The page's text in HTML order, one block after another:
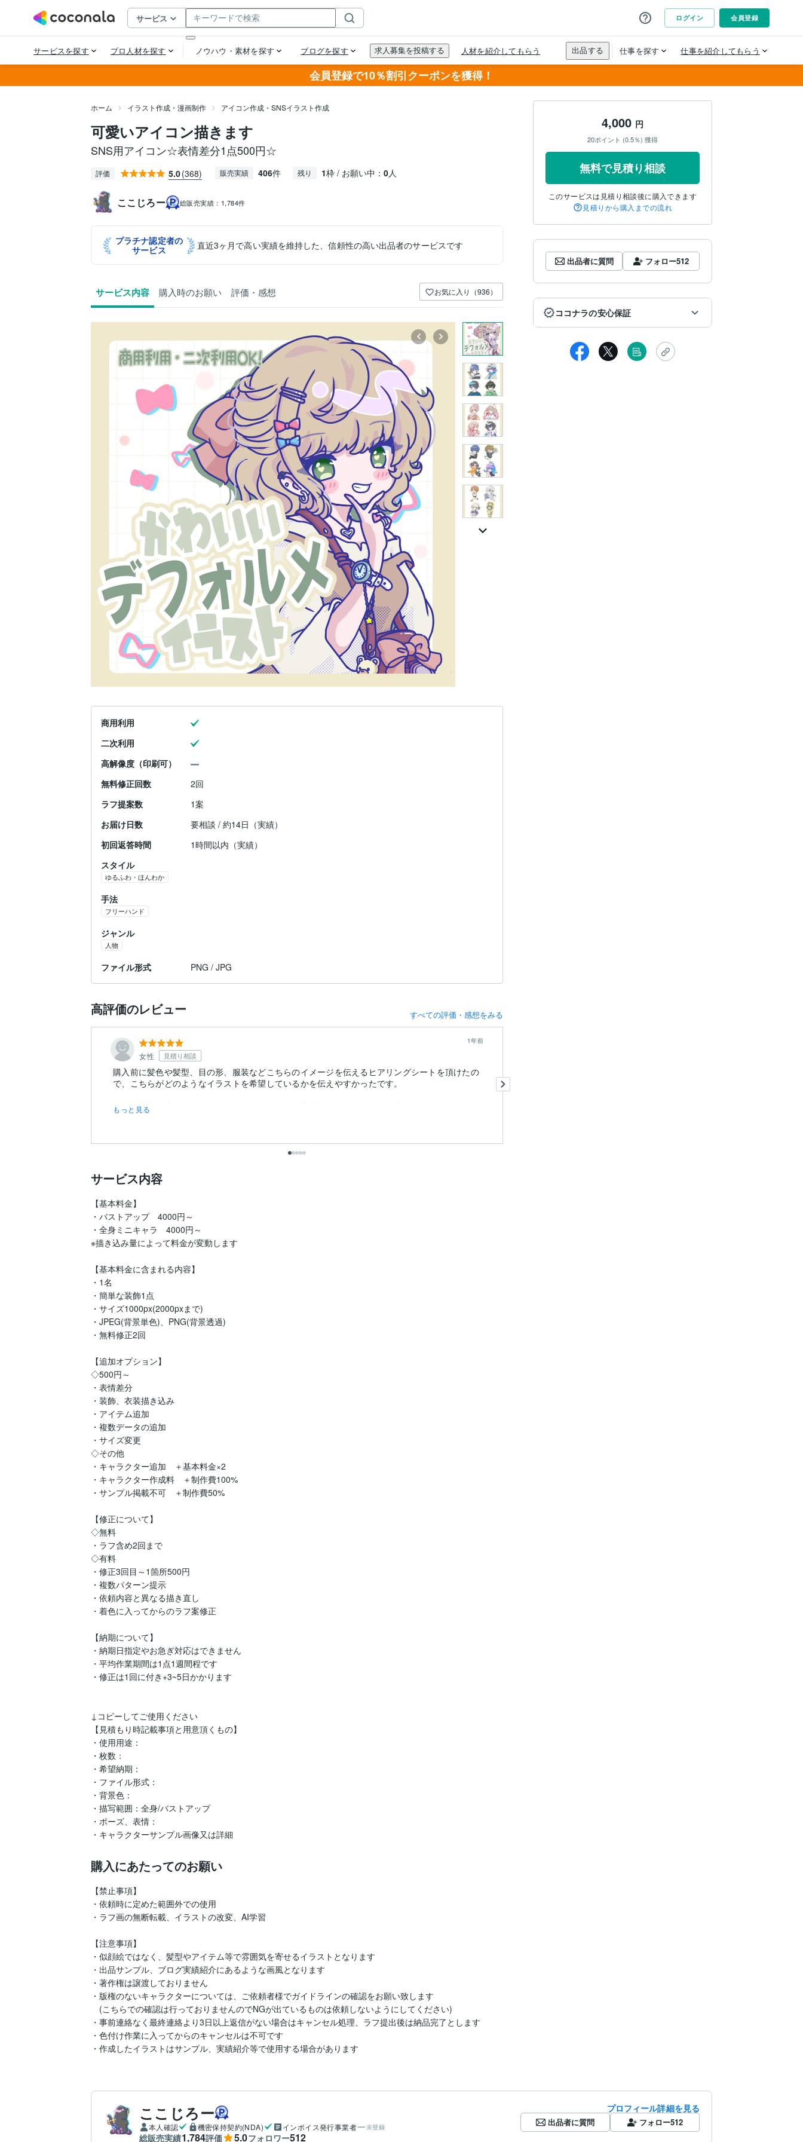
会員登録で10％割引クーポンを獲得！
ホーム イラスト作成・漫画制作 アイコン作成・SNSイラスト作成
可愛いアイコン描きます
SNS用アイコン☆表情差分1点500円☆
評価 5.0(368) 販売実績 406件 残り 1枠 / お願い中： 0人
ここじろー 総販売実績： 1,784件
プラチナ認定者の
サービス
直近3ヶ月で高い実績を維持した、信頼性の高い出品者のサービスです
サービス内容 購入時のお願い 評価・感想 お気に入り（936）
商用利用
二次利用
高解像度（印刷可）
無料修正回数
2回
ラフ提案数
1案
お届け日数
要相談 / 約14日（実績）
初回返答時間
1時間以内（実績）
スタイル
ゆるふわ・ほんわか
手法
フリーハンド
ジャンル
人物
ファイル形式 PNG / JPG
高評価のレビュー すべての評価・感想をみる
女性 見積り相談
1年前
購入前に髪色や髪型、目の形、服装などこちらのイメージを伝えるヒアリングシートを頂けたの
で、こちらがどのようなイラストを希望しているかを伝えやすかったです。
また、簡単な小物についてはヒアリングシートで具体的なイメージを伝え忘れていたのですが、
そこも私の好み...
もっと見る
サービス内容
【基本料金】
・バストアップ　4000円～
・全身ミニキャラ　4000円～
※描き込み量によって料金が変動します
【基本料金に含まれる内容】
・1名
・簡単な装飾1点
・サイズ1000px(2000pxまで)
・JPEG(背景単色)、PNG(背景透過)
・無料修正2回
【追加オプション】
◇500円～
・表情差分
・装飾、衣装描き込み
・アイテム追加
・複数データの追加
・サイズ変更
◇その他
・キャラクター追加　＋基本料金×2
・キャラクター作成料　＋制作費100%
・サンプル掲載不可　＋制作費50%
【修正について】
◇無料
・ラフ含め2回まで
◇有料
・修正3回目～1箇所500円
・複数パターン提示
・依頼内容と異なる描き直し
・着色に入ってからのラフ案修正
【納期について】
・納期日指定やお急ぎ対応はできません
・平均作業期間は1点1週間程です
・修正は1回に付き+3~5日かかります
↓コピーしてご使用ください
【見積もり時記載事項と用意頂くもの】
・使用用途：
・枚数：
・希望納期：
・ファイル形式：
・背景色：
・描写範囲：全身/バストアップ
・ポーズ、表情：
・キャラクターサンプル画像又は詳細
購入にあたってのお願い
【禁止事項】
・依頼時に定めた範囲外での使用
・ラフ画の無断転載、イラストの改変、AI学習
【注意事項】
・似顔絵ではなく、髪型やアイテム等で雰囲気を寄せるイラストとなります
・出品サンプル、ブログ実績紹介にあるような画風となります
・著作権は譲渡しておりません
・版権のないキャラクターについては、ご依頼者様でガイドラインの確認をお願い致します
(こちらでの確認は行っておりませんのでNGが出ているものは依頼しないようにしてください)
・事前連絡なく最終連絡より3日以上返信がない場合はキャンセル処理、ラフ提出後は納品完了とします
・色付け作業に入ってからのキャンセルは不可です
・作成したイラストはサンプル、実績紹介等で使用する場合があります
4,000 円
20ポイント (0.5％) 獲得
無料で見積り相談
このサービスは見積り相談後に購入できます
見積りから購入までの流れ
出品者に質問 フォロー512
ココナラの安心保証
ここじろー
本人確認 機密保持契約(NDA) インボイス発行事業者 未登録
総販売実績1,784評価 5.0フォロワー512
プロフィール詳細を見る
出品者に質問 フォロー512